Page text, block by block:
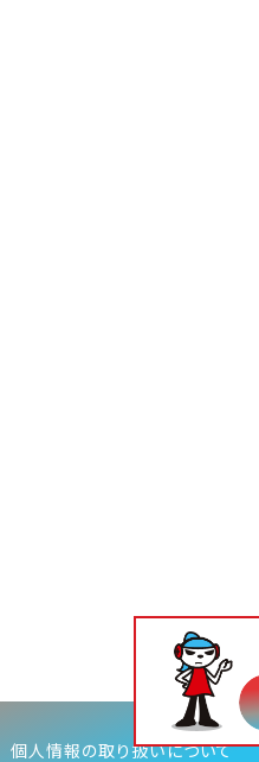
個人情報の取り扱いについて